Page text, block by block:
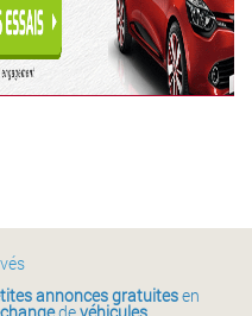
annonces gratuitesen